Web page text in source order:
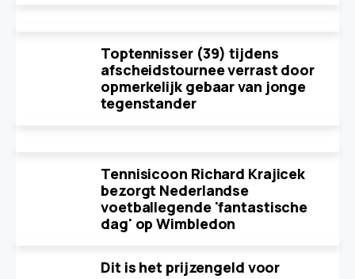
Toptennisser (39) tijdens
afscheidstournee verrast door
opmerkelijk gebaar van jonge
tegenstander
Tennisicoon Richard Krajicek
bezorgt Nederlandse
voetballegende 'fantastische
dag' op Wimbledon
Dit is het prijzengeld voor